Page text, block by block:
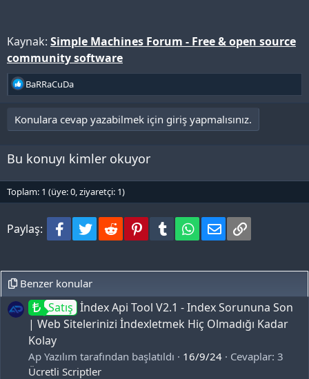
Kaynak: Simple Machines Forum - Free & open source
community software
T
e
k
e
:
BaRRaCuDa
Konulara cevap yazabilmek için giriş yapmalısınız.
Bu konuyı kimler okuyor
Toplam: 1 (üye: 0, ziyaretçi: 1)
Paylaş: Facebook
Twitter Reddit PinterestTumblrWhatsApp
e-Posta
Benzer konular
Satış İndex Api Tool V2.1 - Index Sorununa Son
| Web Sitelerinizi İndexletmek Hiç Olmadığı Kadar
Kolay
Ap Yazılım tarafından başlatıldı 16/9/24
Cevaplar: 3
Ücretli Scriptler